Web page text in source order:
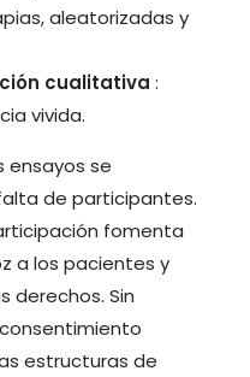
aleatorizadas y
cualitativa :
vivida.
ensayos se
de participantes.
fomenta
a los pacientes y
derechos. Sin
estructuras de